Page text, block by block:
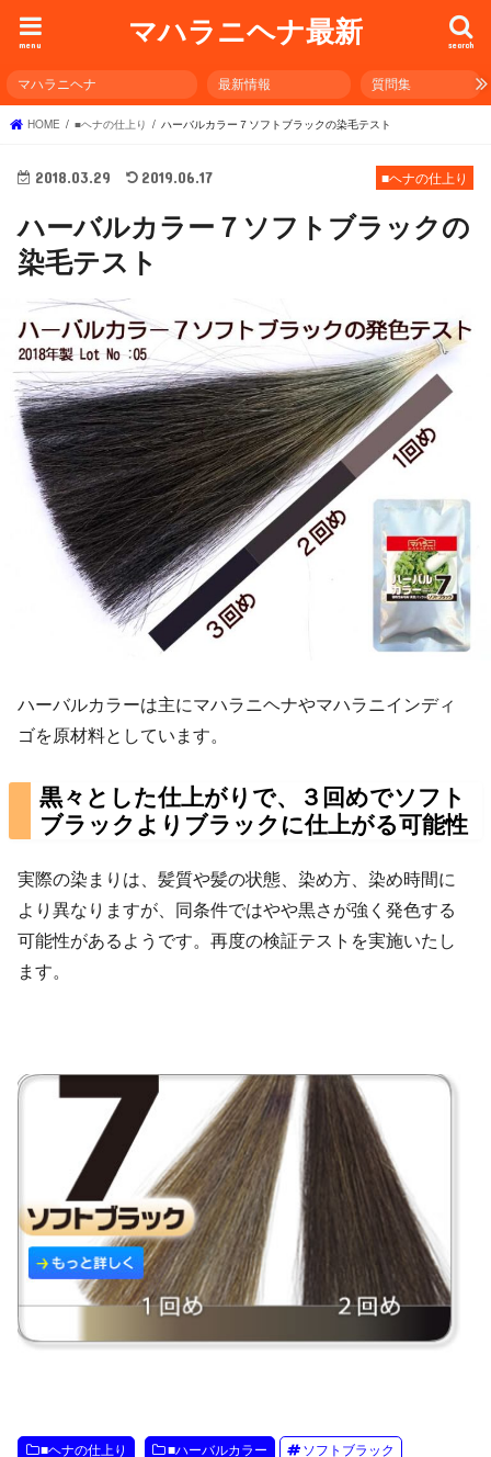
マハラニヘナ最新 search
menu
マハラニヘナ 最新情報 質問集
HOME ■ヘナの仕上り ハーバルカラー７ソフトブラックの染毛テスト
■ヘナの仕上り
2018.03.29 2019.06.17
ハーバルカラー７ソフトブラックの
染毛テスト
ハーバルカラーは主にマハラニヘナやマハラニインディ
ゴを原材料としています。
黒々とした仕上がりで、３回めでソフト
ブラックよりブラックに仕上がる可能性
実際の染まりは、髪質や髪の状態、染め方、染め時間に
より異なりますが、同条件ではやや黒さが強く発色する
可能性があるようです。再度の検証テストを実施いたし
ます。
■ヘナの仕上り ■ハーバルカラー ソフトブラック